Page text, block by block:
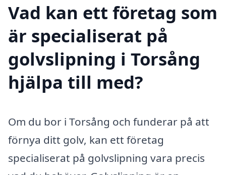
Vad kan ett företag som
är specialiserat på
golvslipning i Torsång
hjälpa till med?
Om du bor i Torsång och funderar på att
förnya ditt golv, kan ett företag
specialiserat på golvslipning vara precis